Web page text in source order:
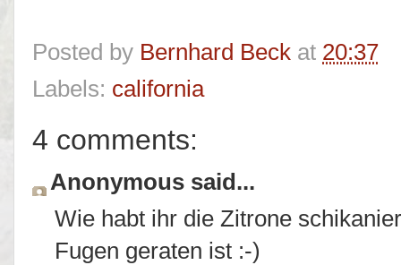
Posted by Bernhard Beck at 20:37
Labels: california
4 comments:
Anonymous said...
Wie habt ihr die Zitrone
Fugen geraten ist :-)